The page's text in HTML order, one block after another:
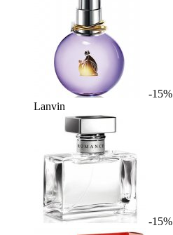
-15%
Lanvin
-15%